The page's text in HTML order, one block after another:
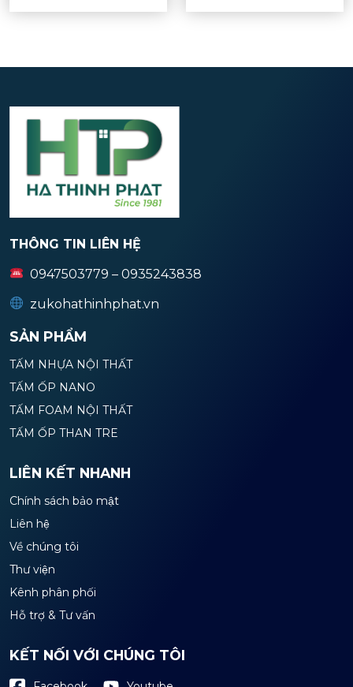
THÔNG TIN LIÊN HỆ
0947503779 – 0935243838
zukohathinhphat.vn
SẢN PHẨM
TẤM NHỰA NỘI THẤT
TẤM ỐP NANO
TẤM FOAM NỘI THẤT
TẤM ỐP THAN TRE
LIÊN KẾT NHANH
Chính sách bảo mật
Liên hệ
Về chúng tôi
Thư viện
Kênh phân phối
Hỗ trợ & Tư vấn
KẾT NỐI VỚI CHÚNG TÔI